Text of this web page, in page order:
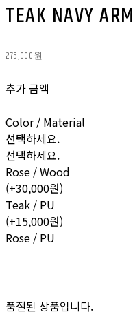
TEAK NAVY ARM
275,000원
추가 금액
Color / Material
선택하세요.
선택하세요.
Rose / Wood
(+30,000원)
Teak / PU
(+15,000원)
Rose / PU
품절된 상품입니다.